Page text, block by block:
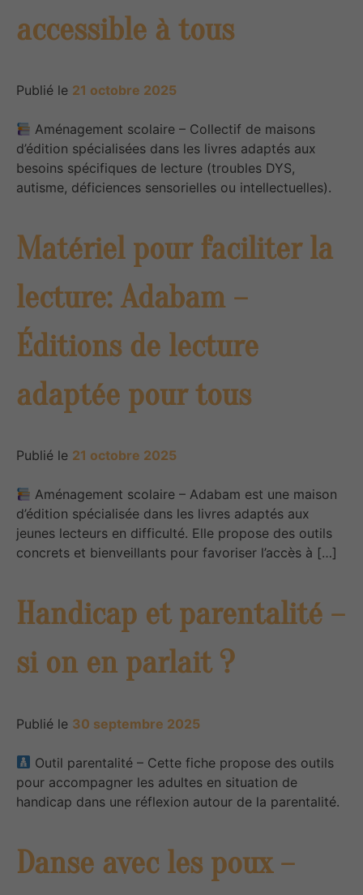
accessible à tous
Publié le 21 octobre 2025
Aménagement scolaire – Collectif de maisons
d’édition spécialisées dans les livres adaptés aux
besoins spécifiques de lecture (troubles DYS,
autisme, déficiences sensorielles ou intellectuelles).
Matériel pour faciliter la
lecture: Adabam –
Éditions de lecture
adaptée pour tous
Publié le 21 octobre 2025
Aménagement scolaire – Adabam est une maison
d’édition spécialisée dans les livres adaptés aux
jeunes lecteurs en difficulté. Elle propose des outils
concrets et bienveillants pour favoriser l’accès à […]
Handicap et parentalité –
si on en parlait ?
Publié le 30 septembre 2025
Outil parentalité – Cette fiche propose des outils
pour accompagner les adultes en situation de
handicap dans une réflexion autour de la parentalité.
Danse avec les poux –